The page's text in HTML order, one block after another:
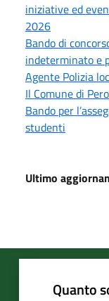
iniziative ed
2026
Bando di
indeterminato e
Agente Polizia
Il Comune di
Bando per
studenti
Ultimo
Quanto